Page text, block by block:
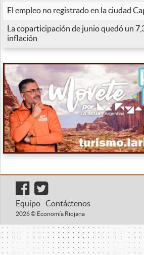
El empleo no registrado en la ciudad
La coparticipación de junio quedó un
inflación
Equipo Contáctenos
2026 © Economía Riojana